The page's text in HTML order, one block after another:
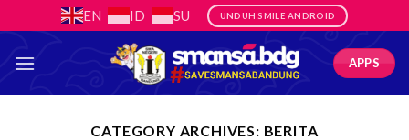
to
content
EN ID SU UNDUH SMILE ANDROID
APPS
CATEGORY ARCHIVES: BERITA